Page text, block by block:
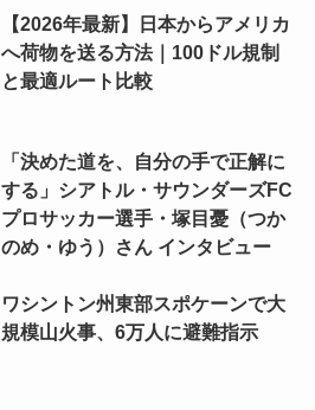
【2026年最新】日本からアメリカ
へ荷物を送る方法｜100ドル規制
と最適ルート比較
「決めた道を、自分の手で正解に
する」シアトル・サウンダーズFC
プロサッカー選手・塚目憂（つか
のめ・ゆう）さん インタビュー
ワシントン州東部スポケーンで大
規模山火事、6万人に避難指示